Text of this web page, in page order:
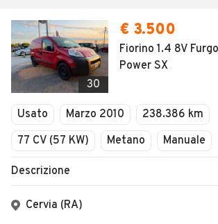
30
€ 3.500
Fiorino 1.4 8V
Power SX
Usato Marzo 2010
238.386 km
77 CV (57 KW)
Metano Manuale
Descrizione
Cervia (RA)